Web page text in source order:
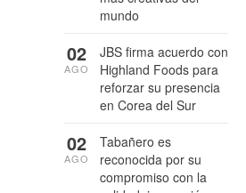
mundo
JBS firma acuerdo con
Highland Foods para
reforzar su presencia
en Corea del Sur
02
AGO
Tabañero es
reconocida por su
compromiso con la
02
AGO